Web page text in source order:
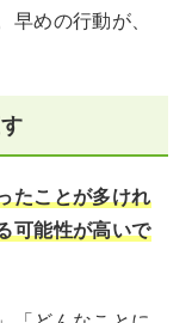
めの行動が、
たことが多けれ
可能性が高いで